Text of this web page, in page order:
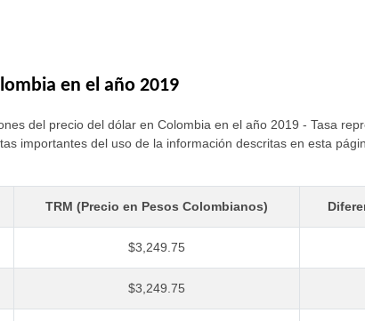
en el año 2019
del precio del dólar en Colombia en el año 2019 - Tasa
importantes del uso de la información descritas en esta
TRM (Precio en Pesos Colombianos)
$3,249.75
$3,249.75